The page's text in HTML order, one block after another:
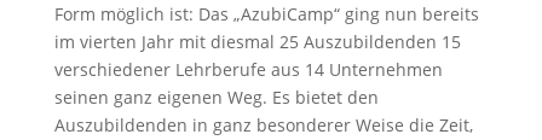
Form möglich ist: Das „AzubiCamp“ ging nun bereits
im vierten Jahr mit diesmal 25 Auszubildenden 15
verschiedener Lehrberufe aus 14 Unternehmen
seinen ganz eigenen Weg. Es bietet den
Auszubildenden in ganz besonderer Weise die Zeit,